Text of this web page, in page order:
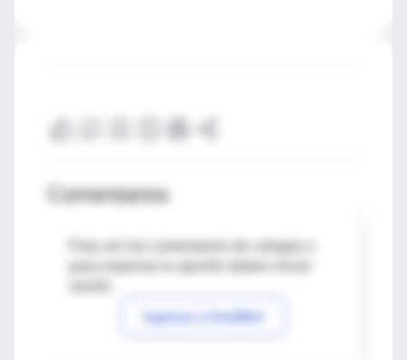
Comentarios
Para ver los comentarios de colegas o
Ingresar a IntraMed